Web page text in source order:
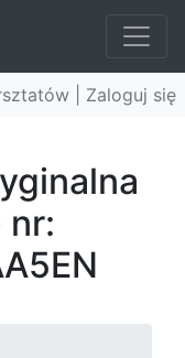
| Zaloguj się
nr: